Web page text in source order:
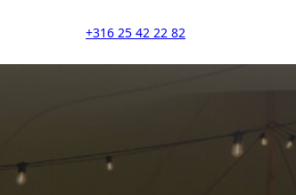
+316 25 42 22 82